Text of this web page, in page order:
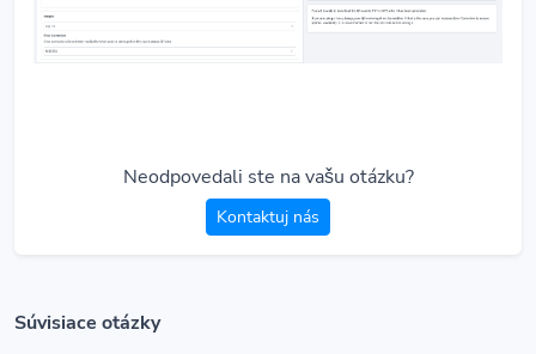
Neodpovedali ste na vašu otázku?
Kontaktuj nás
Súvisiace otázky